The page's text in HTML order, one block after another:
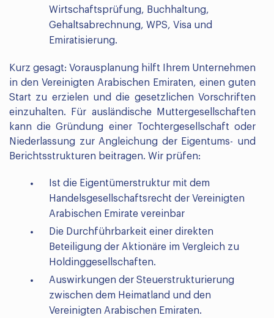
Wirtschaftsprüfung, Buchhaltung,
Gehaltsabrechnung, WPS, Visa und
Emiratisierung.
Kurz gesagt: Vorausplanung hilft Ihrem Unternehmen
in den Vereinigten Arabischen Emiraten, einen guten
Start zu erzielen und die gesetzlichen Vorschriften
einzuhalten. Für ausländische Muttergesellschaften
kann die Gründung einer Tochtergesellschaft oder
Niederlassung zur Angleichung der Eigentums- und
Berichtsstrukturen beitragen. Wir prüfen:
Ist die Eigentümerstruktur mit dem
Handelsgesellschaftsrecht der Vereinigten
Arabischen Emirate vereinbar
Die Durchführbarkeit einer direkten
Beteiligung der Aktionäre im Vergleich zu
Holdinggesellschaften.
Auswirkungen der Steuerstrukturierung
zwischen dem Heimatland und den
Vereinigten Arabischen Emiraten.